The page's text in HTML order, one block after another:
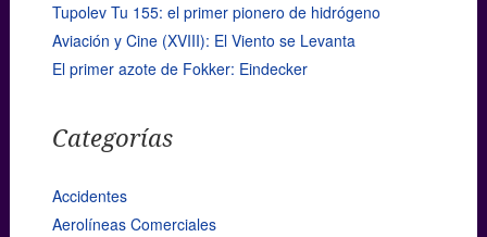
Tupolev Tu 155: el primer pionero de hidrógeno
Aviación y Cine (XVIII): El Viento se Levanta
El primer azote de Fokker: Eindecker
Categorías
Accidentes
Aerolíneas Comerciales